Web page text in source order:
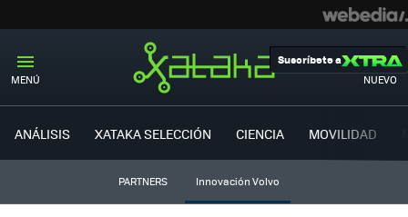
MENÚ NUEVO
Suscríbete a
ANÁLISIS XATAKA SELECCIÓN CIENCIA MOVILIDAD
PARTNERS Innovación Volvo